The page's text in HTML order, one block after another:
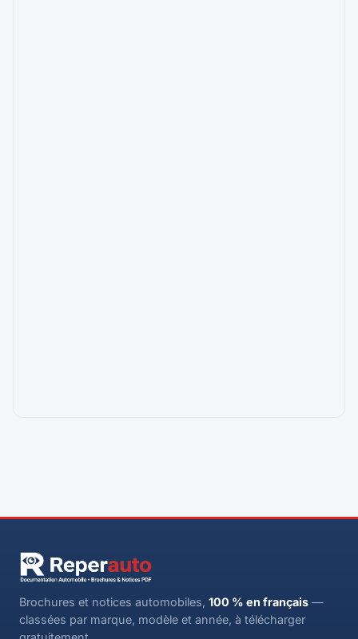
Brochures et notices automobiles, 100 % en français —
classées par marque, modèle et année, à télécharger